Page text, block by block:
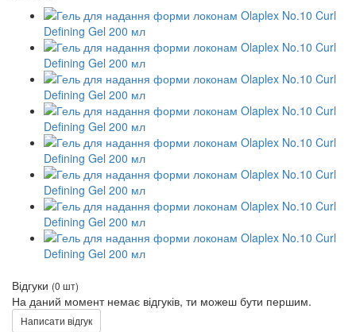
Відгуки (0 шт)
На даний момент немає відгуків, ти можеш бути першим.
Написати відгук